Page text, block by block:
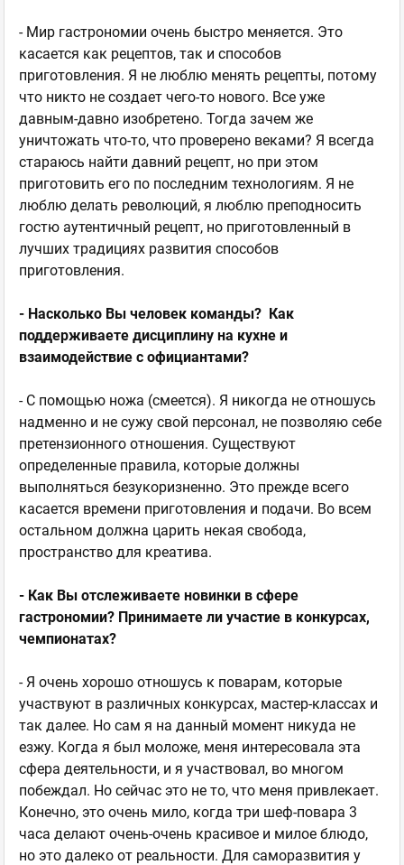
- Мир гастрономии очень быстро меняется. Это
касается как рецептов, так и способов
приготовления. Я не люблю менять рецепты, потому
что никто не создает чего-то нового. Все уже
давным-давно изобретено. Тогда зачем же
уничтожать что-то, что проверено веками? Я всегда
стараюсь найти давний рецепт, но при этом
приготовить его по последним технологиям. Я не
люблю делать революций, я люблю преподносить
гостю аутентичный рецепт, но приготовленный в
лучших традициях развития способов
приготовления.
- Насколько Вы человек команды? Как
поддерживаете дисциплину на кухне и
взаимодействие с официантами?
- С помощью ножа (смеется). Я никогда не отношусь
надменно и не сужу свой персонал, не позволяю себе
претензионного отношения. Существуют
определенные правила, которые должны
выполняться безукоризненно. Это прежде всего
касается времени приготовления и подачи. Во всем
остальном должна царить некая свобода,
пространство для креатива.
- Как Вы отслеживаете новинки в сфере
гастрономии? Принимаете ли участие в конкурсах,
чемпионатах?
- Я очень хорошо отношусь к поварам, которые
участвуют в различных конкурсах, мастер-классах и
так далее. Но сам я на данный момент никуда не
езжу. Когда я был моложе, меня интересовала эта
сфера деятельности, и я участвовал, во многом
побеждал. Но сейчас это не то, что меня привлекает.
Конечно, это очень мило, когда три шеф-повара 3
часа делают очень-очень красивое и милое блюдо,
но это далеко от реальности. Для саморазвития у